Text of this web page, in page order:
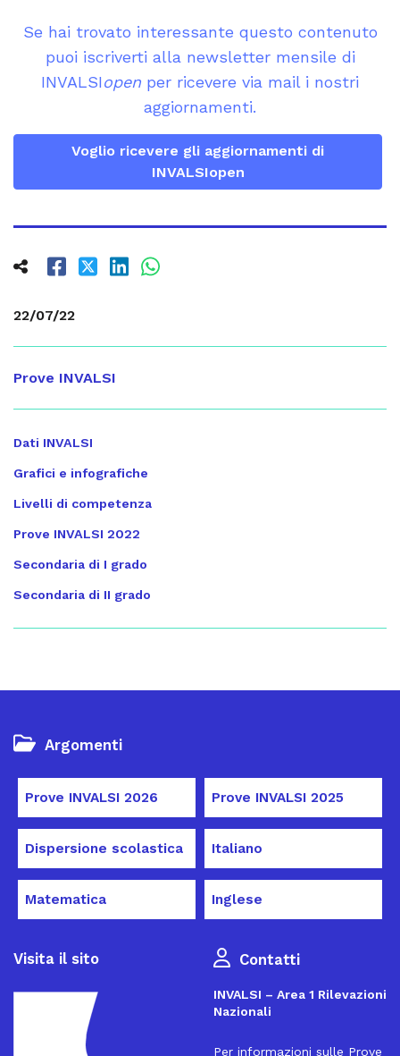
22/07/22
Prove INVALSI
Dati INVALSI
Grafici e infografiche
Livelli di competenza
Prove INVALSI 2022
Secondaria di I grado
Secondaria di II grado
Se hai trovato interessante questo contenuto
puoi iscriverti alla newsletter mensile di
INVALSIopen per ricevere via mail i nostri
aggiornamenti.
Voglio ricevere gli aggiornamenti di
INVALSIopen
Argomenti
Prove INVALSI 2026 Prove INVALSI 2025
Dispersione scolastica Italiano
Matematica Inglese
Visita il sito Contatti
INVALSI – Area 1 Rilevazioni
Nazionali
Per informazioni sulle Prove